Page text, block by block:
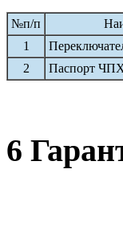
№п/п
1
2
Паспорт
6